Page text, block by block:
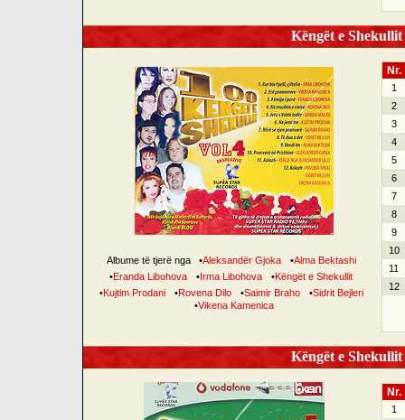
Këngët e
Albume të tjerë nga •Aleksandër Gjoka •Alma Bektashi
•Eranda Libohova •Irma Libohova •Këngët e Shekullit
•Kujtim Prodani •Rovena Dilo •Saimir Braho •Sidrit Bejleri
•Vikena Kamenica
Nr.
1
2
3
4
5
6
7
8
9
10
11
12
Këngët e
Nr.
1